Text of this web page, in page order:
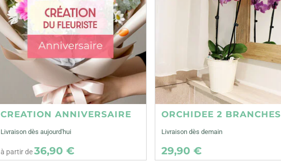
CREATION ANNIVERSAIRE
Livraison dès aujourd'hui
à partir de36,90 €
ORCHIDEE 2 BRANCHES
Livraison dès demain
29,90 €